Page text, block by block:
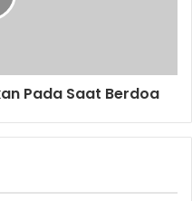
Pada Saat Berdoa